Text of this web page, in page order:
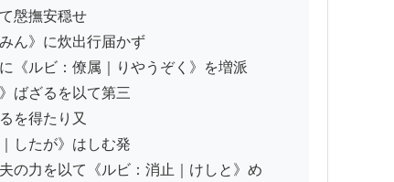
慇撫安穏せ
ん》に炊出行届かず
《ルビ：僚属｜りやうぞく》を増派
ばざるを以て第三
を得たり又
したが》はしむ発
の力を以て《ルビ：消止｜けしと》め